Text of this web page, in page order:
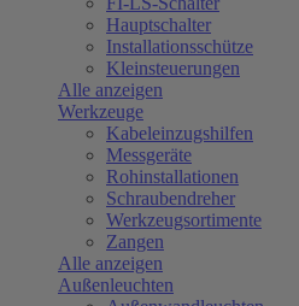
Hauptschalter
Installationsschütze
Kleinsteuerungen
Alle anzeigen
Werkzeuge
Kabeleinzugshilfen
Messgeräte
Rohinstallationen
Schraubendreher
Werkzeugsortimente
Zangen
Alle anzeigen
Außenleuchten